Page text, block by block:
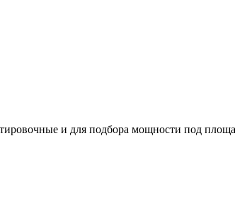
и для подбора мощности под